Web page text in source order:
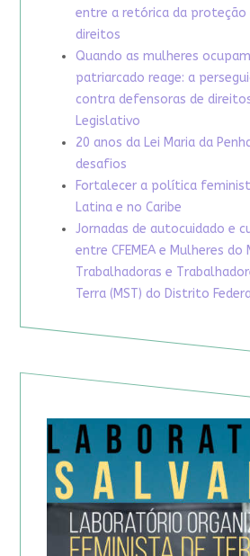
entre a retórica da proteção
direitos
Quando as mulheres
patriarcado reage: a
contra defensoras de
Legislativo
20 anos da Lei Maria da
desafios
Fortalecer a política
Latina e no Caribe
Jornadas de autocuidado e
entre CFEMEA e Mulheres
Trabalhadoras e
Terra (MST) do Distrito